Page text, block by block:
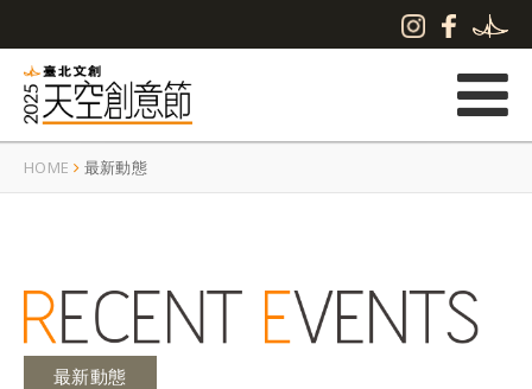
HOME 最新動態
最新動態